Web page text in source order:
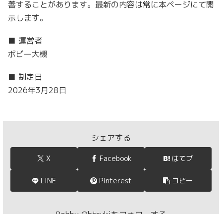
善することがあります。最新の内容は常に本ページにて開
示します。
■ 運営者
ボビー大槻
■ 制定日
2026年3月28日
シェアする
X Facebook はてブ
LINE Pinterest コピー